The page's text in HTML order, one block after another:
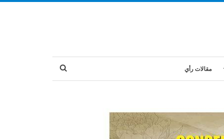
مقالات رأي